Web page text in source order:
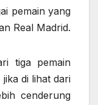
pemain yang
Real Madrid.
tiga pemain
di lihat dari
cenderung